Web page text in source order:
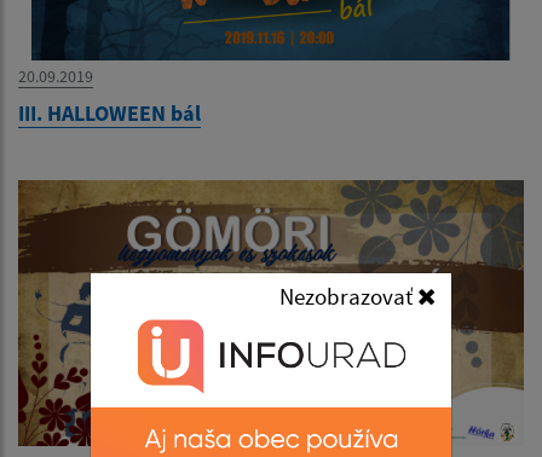
Nezobrazovať
20.09.2019
III. HALLOWEEN bál